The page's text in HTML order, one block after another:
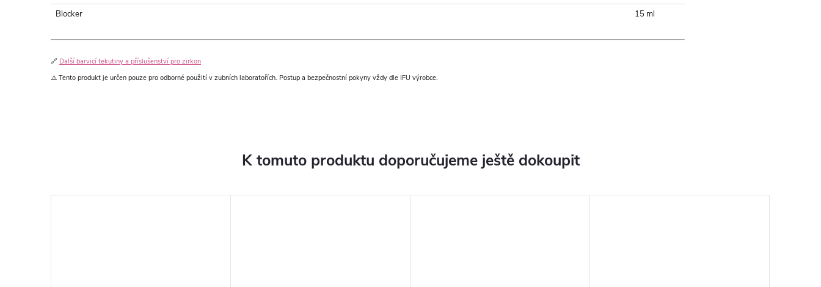
Blocker
15 ml
🔗 Další barvicí tekutiny a příslušenství pro zirkon
⚠️ Tento produkt je určen pouze pro odborné použití v zubních laboratořích. Postup a bezpečnostní pokyny vždy dle IFU výrobce.
K tomuto produktu doporučujeme ještě dokoupit